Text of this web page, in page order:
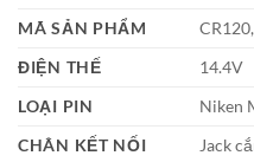
MÃ SẢN PHẨM
ĐIỆN THẾ
14.4V
LOẠI PIN
Niken
CHÂN KẾT NỐI
Jack